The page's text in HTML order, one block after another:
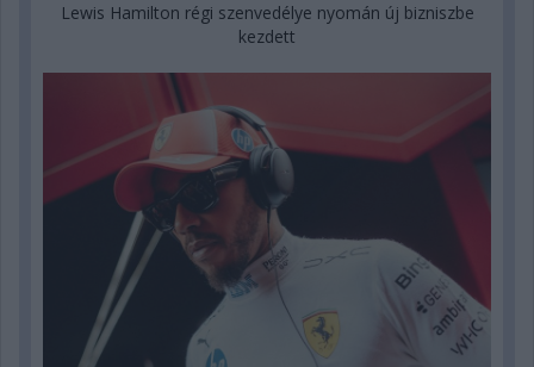
Lewis Hamilton régi szenvedélye nyomán új bizniszbe
kezdett